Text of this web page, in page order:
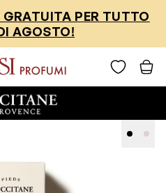
GRATUITA PER TUTTO
AGOSTO!